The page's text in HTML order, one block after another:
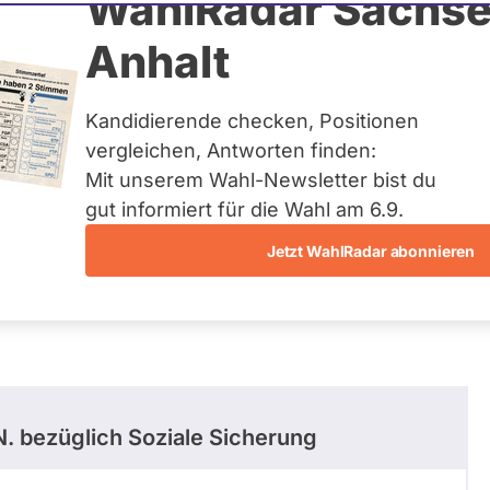
Anhalt
Kandidierende checken, Positionen
vergleichen, Antworten finden:
Mit unserem Wahl-Newsletter bist du
gut informiert für die Wahl am 6.9.
Jetzt WahlRadar abonnieren
und kein zukünftiges
auf Landes-, Bundes-
über eine
erfasst.
bezüglich Soziale Sicherung